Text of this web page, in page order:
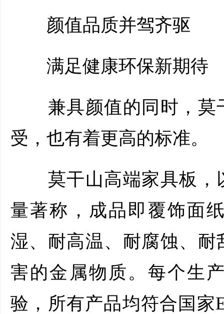
颜值品质并驾齐驱
满足健康环保新期待
兼具颜值的同时，莫
受，也有着更高的标准。
莫干山高端家具板，
量著称，成品即覆饰面
湿、耐高温、耐腐蚀、
害的金属物质。每个生
验，所有产品均符合国家